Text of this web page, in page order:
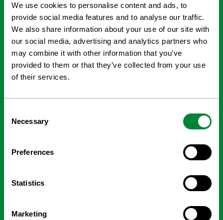
We use cookies to personalise content and ads, to
provide social media features and to analyse our traffic.
We also share information about your use of our site with
our social media, advertising and analytics partners who
may combine it with other information that you’ve
provided to them or that they’ve collected from your use
of their services.
Selection
Necessary
Preferences
Statistics
Marketing
St1 Biokraft AB
Besöksadress: Kungsbron 1
Klarabergsviadukten 70
Uppgång C, 8 Tr
Postadress: Kungsbron 1
111 22 Stockholm
LinkedIn
Youtube
Vår verksamhet